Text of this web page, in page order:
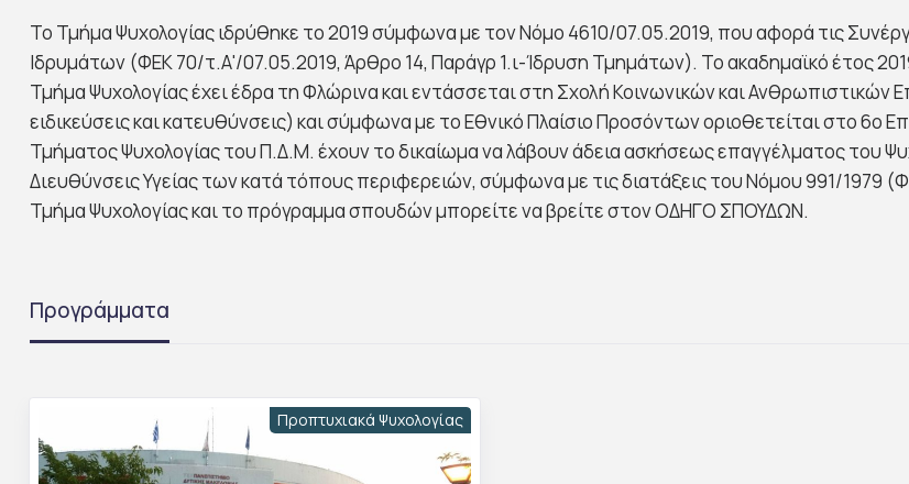
Το Τμήμα Ψυχολογίας ιδρύθηκε το 2019 σύμφωνα με τον Νόμο 4610/07.05.2019, που αφορά τις
Ιδρυμάτων (ΦΕΚ 70/τ.Α'/07.05.2019, Άρθρο 14, Παράγρ 1.ι-Ίδρυση Τμημάτων). Το ακαδημαϊκό έτος
Τμήμα Ψυχολογίας έχει έδρα τη Φλώρινα και εντάσσεται στη Σχολή Κοινωνικών και
ειδικεύσεις και κατευθύνσεις) και σύμφωνα με το Εθνικό Πλαίσιο Προσόντων οριοθετείται στο 6ο
Τμήματος Ψυχολογίας του Π.Δ.Μ. έχουν το δικαίωμα να λάβουν άδεια ασκήσεως επαγγέλματος του
Διευθύνσεις Υγείας των κατά τόπους περιφερειών, σύμφωνα με τις διατάξεις του Νόμου 991/1979
Τμήμα Ψυχολογίας και το πρόγραμμα σπουδών μπορείτε να βρείτε στον ΟΔΗΓΟ ΣΠΟΥΔΩΝ.
Προγράμματα
Προπτυχιακά Ψυχολογίας